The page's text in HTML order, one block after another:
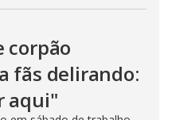
corpão
fãs delirando:
aqui"